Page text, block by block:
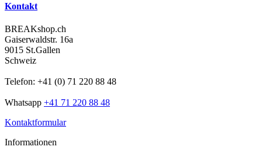
Kontakt
BREAKshop.ch
Gaiserwaldstr. 16a
9015 St.Gallen
Schweiz
Telefon: +41 (0) 71 220 88 48
Whatsapp +41 71 220 88 48
Kontaktformular
Informationen